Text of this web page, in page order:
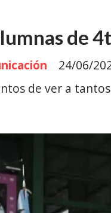
de
de ver a
24/06/